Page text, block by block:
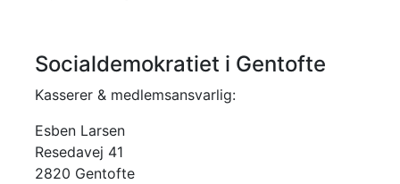
Socialdemokratiet i Gentofte
Kasserer & medlemsansvarlig:
Esben Larsen
Resedavej 41
2820 Gentofte